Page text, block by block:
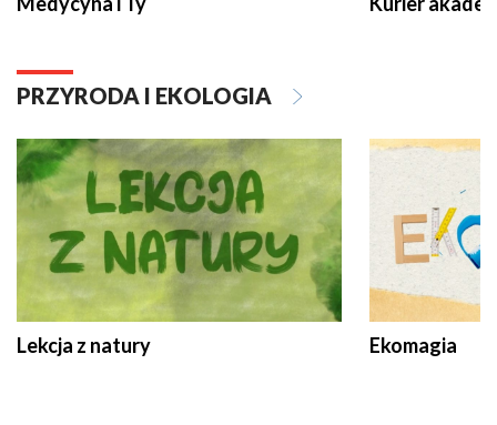
PRZYRODA I EKOLOGIA
Lekcja z natury Ekomagia